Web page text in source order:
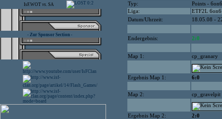
IsF.WOT vs. SA 0:2
- Zur Sponsor Section -
Typ:
Points - 6on6
Liga:
ETF2L
Datum/Uhrzeit:
18.05.08 -
Endergebnis: 2:0
Map 1: cp_granary
Ergebnis Map 1: 6:0
Map 2: cp_gravelpit
Ergebnis Map 2: 2:0